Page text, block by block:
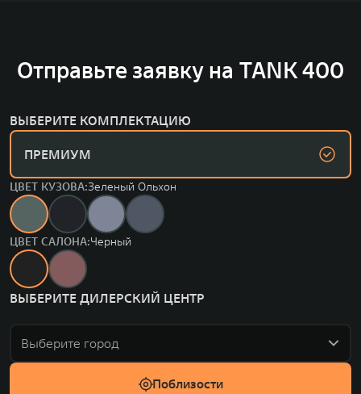
Отправьте заявку на TANK 400
ВЫБЕРИТЕ КОМПЛЕКТАЦИЮ
ПРЕМИУМ
ЦВЕТ КУЗОВА:Зеленый Ольхон
ЦВЕТ САЛОНА:Черный
ВЫБЕРИТЕ ДИЛЕРСКИЙ ЦЕНТР
Выберите город
Поблизости